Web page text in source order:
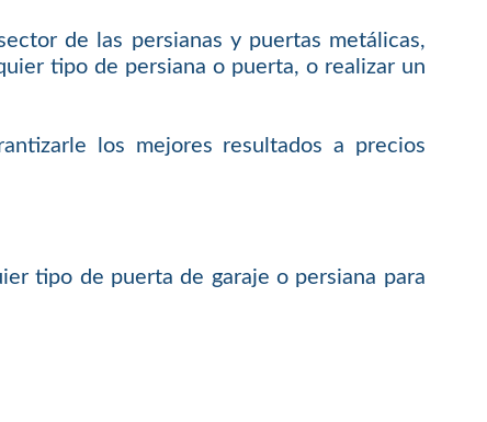
de las persianas y puertas metálicas,
tipo de persiana o puerta, o realizar un
los mejores resultados a precios
tipo de puerta de garaje o persiana para